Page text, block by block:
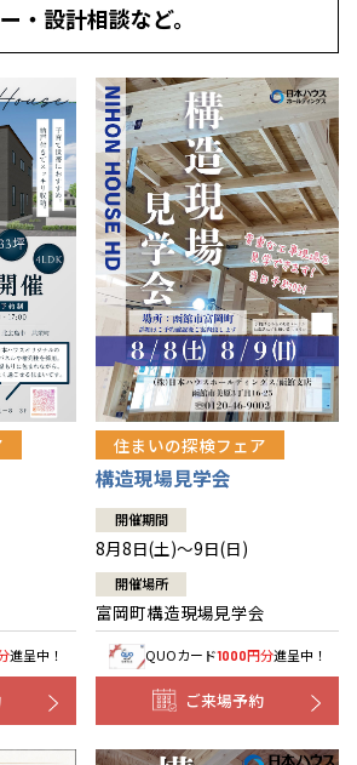
ター
作用
フォーム
ト
ム
・設計相談など。
進呈中！
住まいの探検フェア
構造現場見学会
開催期間
8月8日(土)～9日(日)
開催場所
富岡町構造現場見学会
QUOカード1000円分進呈中！
ご来場予約